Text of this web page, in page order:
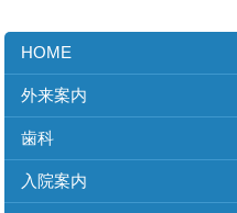
HOME
外来案内
歯科
入院案内